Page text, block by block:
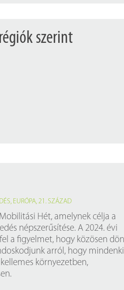
szerint
, EURÓPA,21. SZÁZAD
Hét, amelynek célja a
népszerűsítése. A 2024. évi
a figyelmet, hogy közösen
arról, hogy
környezetben,